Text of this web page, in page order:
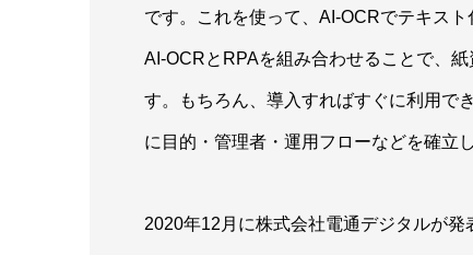
です。これを使って、AI-OCRでテキス
AI-OCRとRPAを組み合わせることで、
す。もちろん、導入すればすぐに利用で
に目的・管理者・運用フローなどを確立
2020年12月に株式会社電通デジタルが